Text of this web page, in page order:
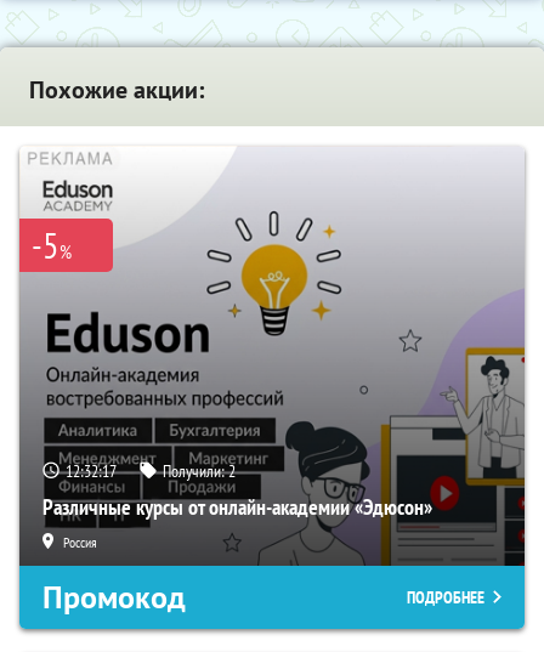
Похожие акции:
-5%
12:32:16 Получили:2
Различные курсы от онлайн-академии «Эдюсон»
Россия
Промокод ПОДРОБНЕЕ